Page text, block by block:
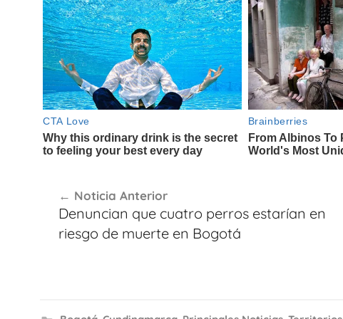
de
entradas
Noticia Anterior
Denuncian que cuatro perros estarían en
riesgo de muerte en Bogotá